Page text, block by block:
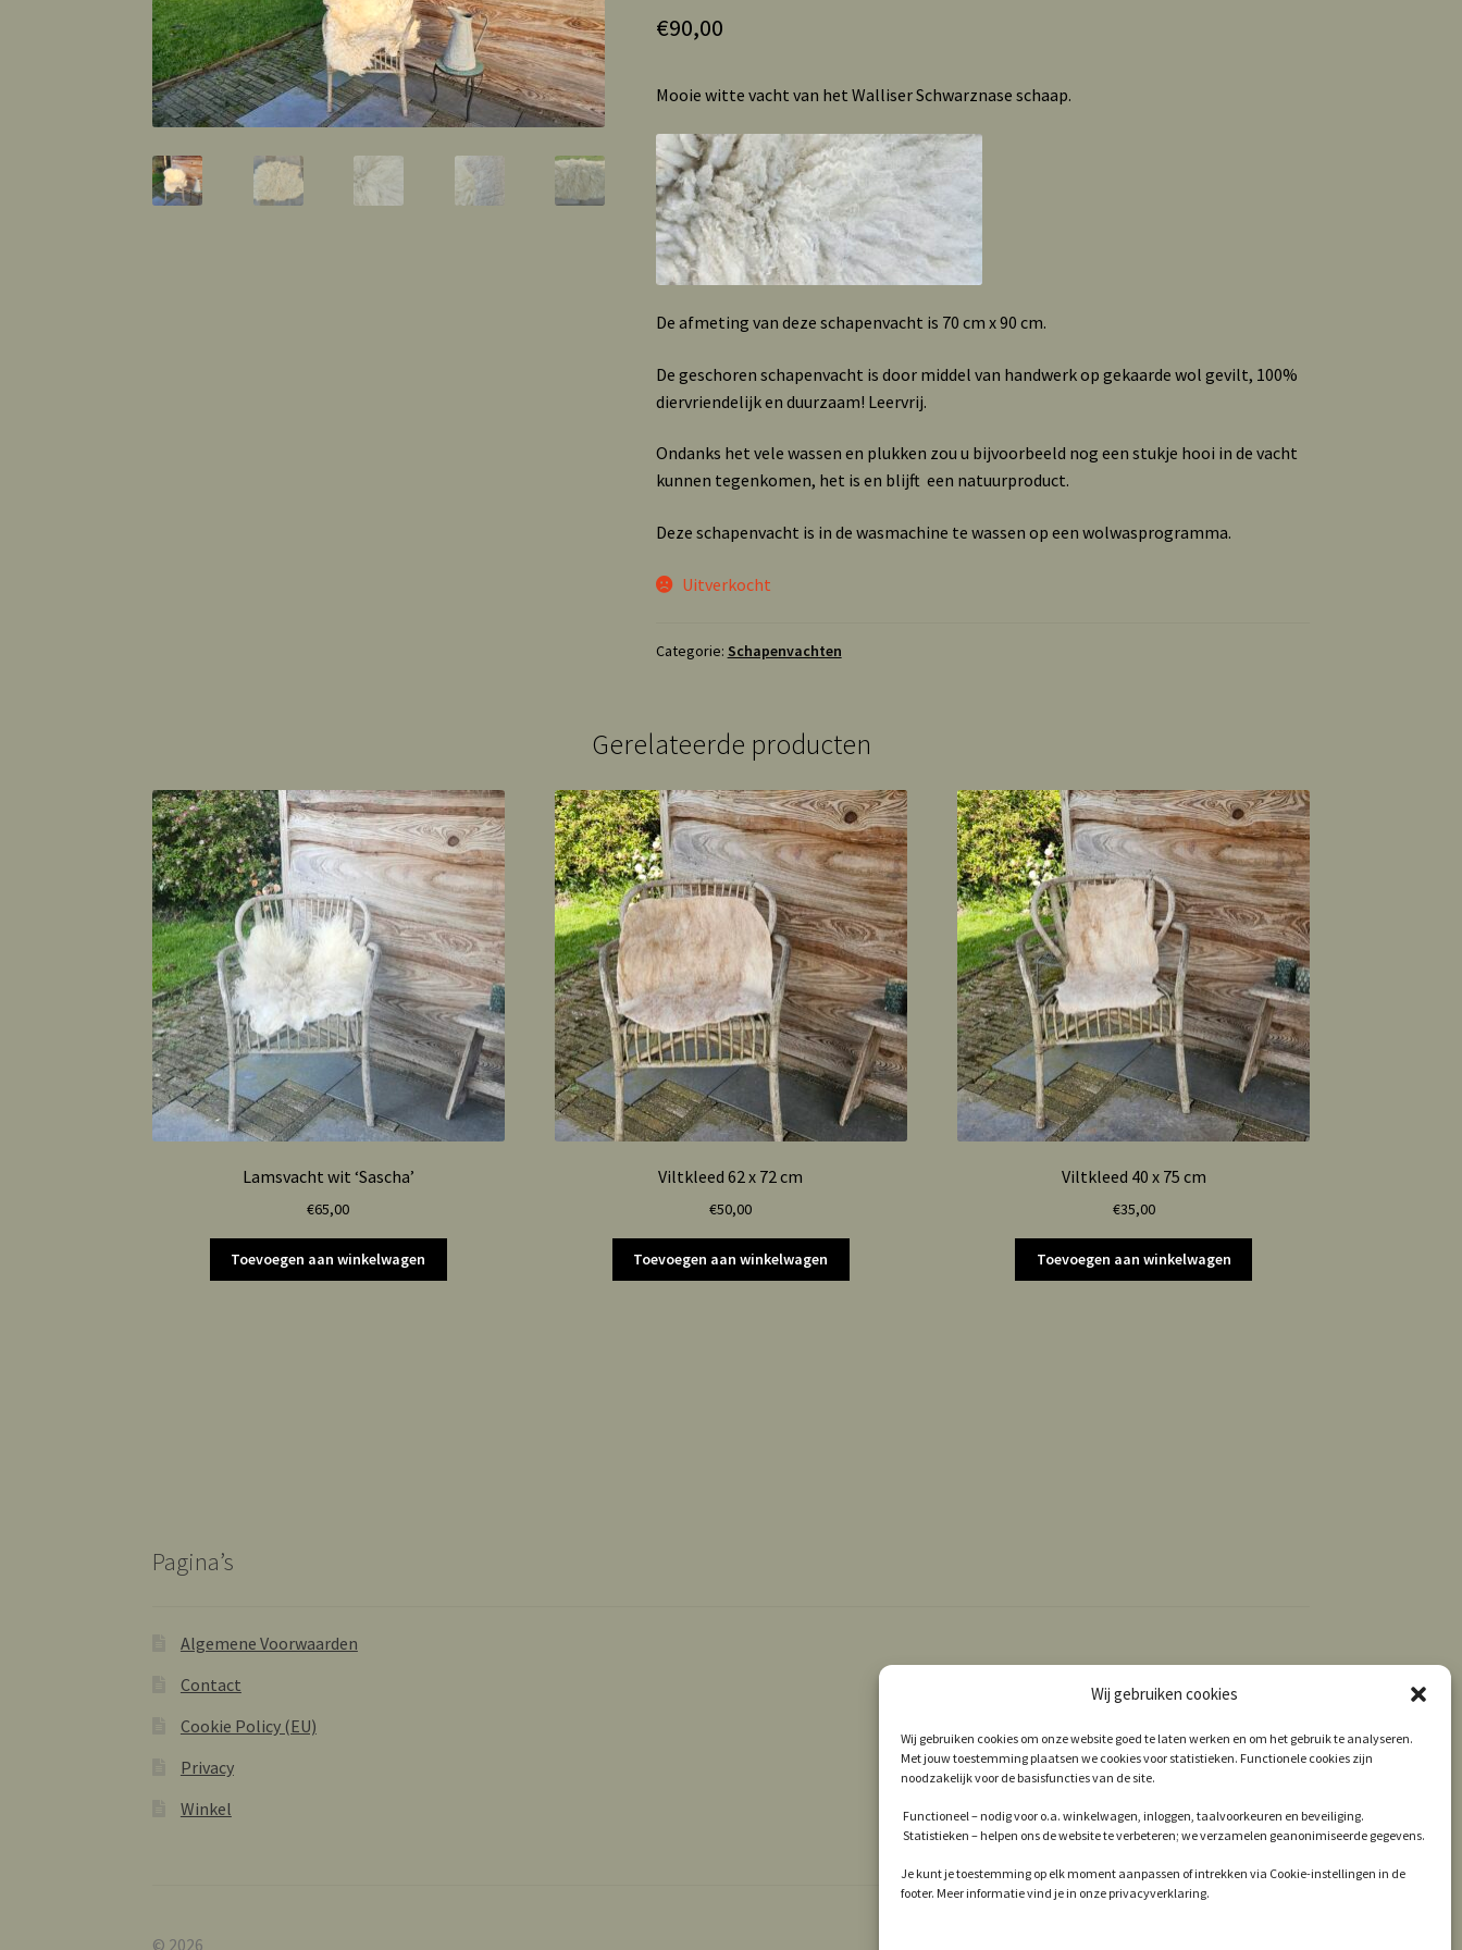
Wij gebruiken cookies
Wij gebruiken cookies om onze website goed te laten werken en om het gebruik te analyseren.
Met jouw toestemming plaatsen we cookies voor statistieken. Functionele cookies zijn
noodzakelijk voor de basisfuncties van de site.
Functioneel – nodig voor o.a. winkelwagen, inloggen, taalvoorkeuren en beveiliging.
Statistieken – helpen ons de website te verbeteren; we verzamelen geanonimiseerde gegevens.
Je kunt je toestemming op elk moment aanpassen of intrekken via Cookie-instellingen in de
footer. Meer informatie vind je in onze privacyverklaring.
€90,00
Mooie witte vacht van het Walliser Schwarznase schaap.
De afmeting van deze schapenvacht is 70 cm x 90 cm.
De geschoren schapenvacht is door middel van handwerk op gekaarde wol gevilt, 100%
diervriendelijk en duurzaam! Leervrij.
Ondanks het vele wassen en plukken zou u bijvoorbeeld nog een stukje hooi in de vacht
kunnen tegenkomen, het is en blijft een natuurproduct.
Deze schapenvacht is in de wasmachine te wassen op een wolwasprogramma.
Uitverkocht
Categorie: Schapenvachten
Gerelateerde producten
Lamsvacht wit ‘Sascha’
€65,00
Toevoegen aan winkelwagen
Viltkleed 62 x 72 cm
€50,00
Toevoegen aan winkelwagen
Viltkleed 40 x 75 cm
€35,00
Toevoegen aan winkelwagen
Pagina’s
Algemene Voorwaarden
Contact
Cookie Policy (EU)
Privacy
Winkel
© 2026